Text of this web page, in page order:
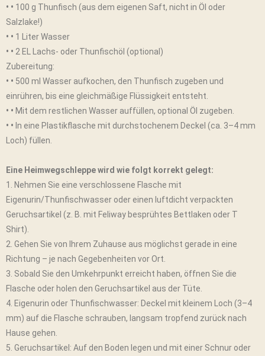
• • 100 g Thunfisch (aus dem eigenen Saft, nicht in Öl oder
Salzlake!)
• • 1 Liter Wasser
• • 2 EL Lachs- oder Thunfischöl (optional)
Zubereitung:
• • 500 ml Wasser aufkochen, den Thunfisch zugeben und
einrühren, bis eine gleichmäßige Flüssigkeit entsteht.
• • Mit dem restlichen Wasser auffüllen, optional Öl zugeben.
• • In eine Plastikflasche mit durchstochenem Deckel (ca. 3–4 mm
Loch) füllen.
Eine Heimwegschleppe wird wie folgt korrekt gelegt:
1. Nehmen Sie eine verschlossene Flasche mit
Eigenurin/Thunfischwasser oder einen luftdicht verpackten
Geruchsartikel (z. B. mit Feliway besprühtes Bettlaken oder T
Shirt).
2. Gehen Sie von Ihrem Zuhause aus möglichst gerade in eine
Richtung – je nach Gegebenheiten vor Ort.
3. Sobald Sie den Umkehrpunkt erreicht haben, öffnen Sie die
Flasche oder holen den Geruchsartikel aus der Tüte.
4. Eigenurin oder Thunfischwasser: Deckel mit kleinem Loch (3–4
mm) auf die Flasche schrauben, langsam tropfend zurück nach
Hause gehen.
5. Geruchsartikel: Auf den Boden legen und mit einer Schnur oder